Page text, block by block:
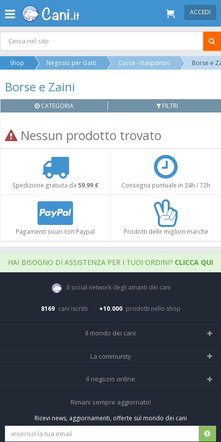
ACCEDI
Shop Negozio per Gatti Cucce - trasportini Borse e
Borse e Zaini
CATEGORIA FILTRI
Nessun prodotto trovato
Spedizione gratuita da 59.99 € Consegna puntuale in 24h / 72h
Pagamenti sicuri con Paypal Prodotti delle migliori marche
HAI BISOGNO DI ASSISTENZA PER I TUOI ORDINI? CLICCA QUI
Il social network degli amanti dei cani
8169 cani iscritti +10.000 prodotti nello shop
Il mondo dei cani
Tutte le razze
La community
Home
Tutti i cani iscritti
Il negozio online
Negozio per cani
Spedizioni e resi
Rimani sempre aggiornato!
Ricevi news, aggiornamenti, offerte sul mondo dei cani